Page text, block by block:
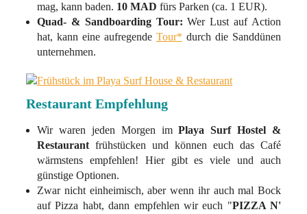
mag, kann baden. 10 MAD fürs Parken (ca. 1 EUR).
Quad- & Sandboarding Tour: Wer Lust auf Action
hat, kann eine aufregende Tour* durch die Sanddünen
unternehmen.
Restaurant Empfehlung
Wir waren jeden Morgen imPlaya Surf Hostel &
Restaurant frühstücken und können euch das Café
wärmstens empfehlen! Hier gibt es viele und auch
günstige Optionen.
Zwar nicht einheimisch, aber wenn ihr auch mal Bock
auf Pizza habt, dann empfehlen wir euch "PIZZA N'